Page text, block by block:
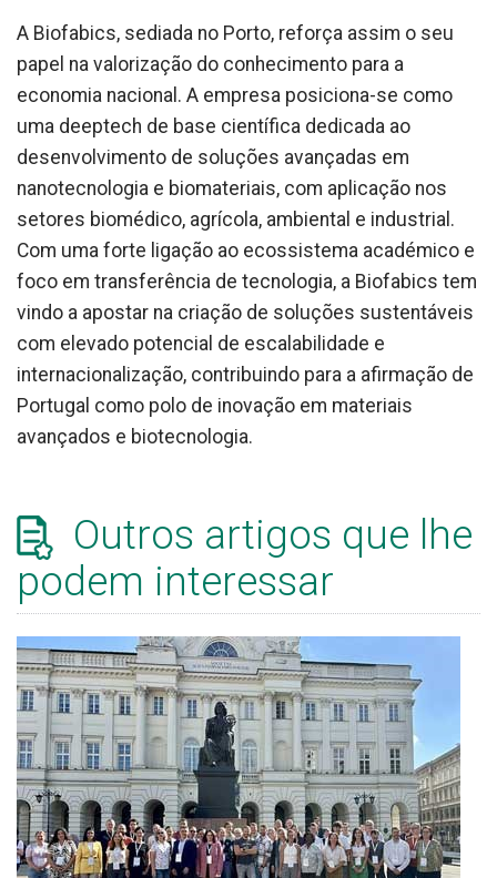
A Biofabics, sediada no Porto, reforça assim o seu
papel na valorização do conhecimento para a
economia nacional. A empresa posiciona-se como
uma deeptech de base científica dedicada ao
desenvolvimento de soluções avançadas em
nanotecnologia e biomateriais, com aplicação nos
setores biomédico, agrícola, ambiental e industrial.
Com uma forte ligação ao ecossistema académico e
foco em transferência de tecnologia, a Biofabics tem
vindo a apostar na criação de soluções sustentáveis
com elevado potencial de escalabilidade e
internacionalização, contribuindo para a afirmação de
Portugal como polo de inovação em materiais
avançados e biotecnologia.
Outros artigos que lhe
podem interessar